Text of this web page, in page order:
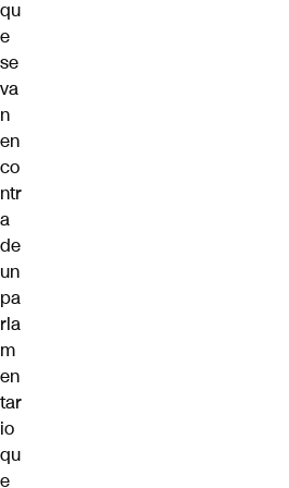
qu
e
se
va
n
en
co
ntr
a
de
un
pa
rla
m
en
tar
io
qu
e